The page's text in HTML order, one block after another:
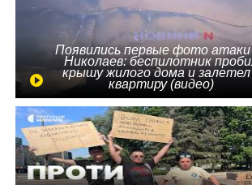
Появились первые фото атаки
Николаев: беспилотник
крышу жилого дома и залетел
квартиру (видео)